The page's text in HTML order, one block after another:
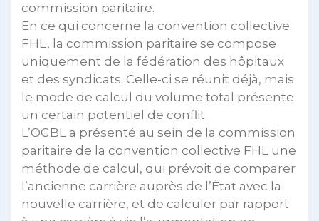
commission paritaire.
En ce qui concerne la convention collective
FHL, la commission paritaire se compose
uniquement de la fédération des hôpitaux
et des syndicats. Celle-ci se réunit déjà, mais
le mode de calcul du volume total présente
un certain potentiel de conflit.
L’OGBL a présenté au sein de la commission
paritaire de la convention collective FHL une
méthode de calcul, qui prévoit de comparer
l’ancienne carrière auprès de l’État avec la
nouvelle carrière, et de calculer par rapport